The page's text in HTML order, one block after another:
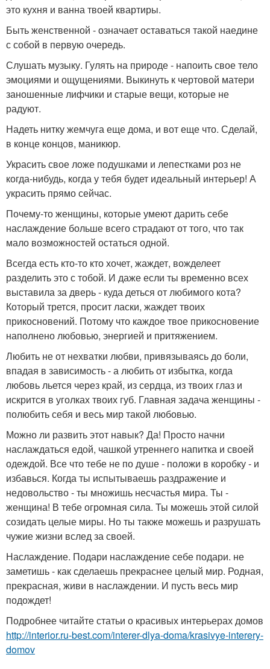
это кухня и ванна твоей квартиры.
Быть женственной - означает оставаться такой наедине
с собой в первую очередь.
Слушать музыку. Гулять на природе - напоить свое тело
эмоциями и ощущениями. Выкинуть к чертовой матери
заношенные лифчики и старые вещи, которые не
радуют.
Надеть нитку жемчуга еще дома, и вот еще что. Сделай,
в конце концов, маникюр.
Украсить свое ложе подушками и лепестками роз не
когда-нибудь, когда у тебя будет идеальный интерьер! А
украсить прямо сейчас.
Почему-то женщины, которые умеют дарить себе
наслаждение больше всего страдают от того, что так
мало возможностей остаться одной.
Всегда есть кто-то кто хочет, жаждет, вожделеет
разделить это с тобой. И даже если ты временно всех
выставила за дверь - куда деться от любимого кота?
Который трется, просит ласки, жаждет твоих
прикосновений. Потому что каждое твое прикосновение
наполнено любовью, энергией и притяжением.
Любить не от нехватки любви, привязываясь до боли,
впадая в зависимость - а любить от избытка, когда
любовь льется через край, из сердца, из твоих глаз и
искрится в уголках твоих губ. Главная задача женщины -
полюбить себя и весь мир такой любовью.
Можно ли развить этот навык? Да! Просто начни
наслаждаться едой, чашкой утреннего напитка и своей
одеждой. Все что тебе не по душе - положи в коробку - и
избавься. Когда ты испытываешь раздражение и
недовольство - ты множишь несчастья мира. Ты -
женщина! В тебе огромная сила. Ты можешь этой силой
созидать целые миры. Но ты также можешь и разрушать
чужие жизни вслед за своей.
Наслаждение. Подари наслаждение себе подари. не
заметишь - как сделаешь прекраснее целый мир. Родная,
прекрасная, живи в наслаждении. И пусть весь мир
подождет!
Подробнее читайте статьи о красивых интерьерах домов
http://interior.ru-best.com/interer-dlya-doma/krasivye-interery-
domov